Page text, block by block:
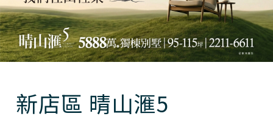
熱銷建案 Projects
聯絡我們 Contacts
新店區 晴山滙5